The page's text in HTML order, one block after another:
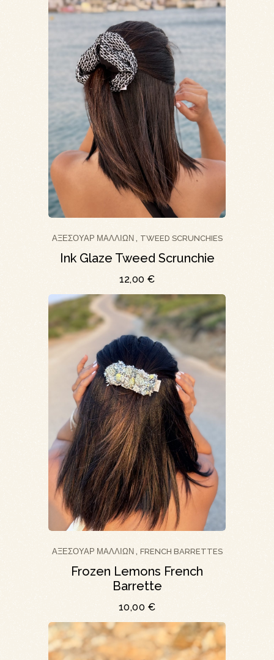
ΑΞΕΣΟΥΆΡ ΜΑΛΛΙΏΝ, TWEED SCRUNCHIES
Ink Glaze Tweed Scrunchie
12,00 €
ΑΞΕΣΟΥΆΡ ΜΑΛΛΙΏΝ, FRENCH BARRETTES
Frozen Lemons French
Barrette
10,00 €